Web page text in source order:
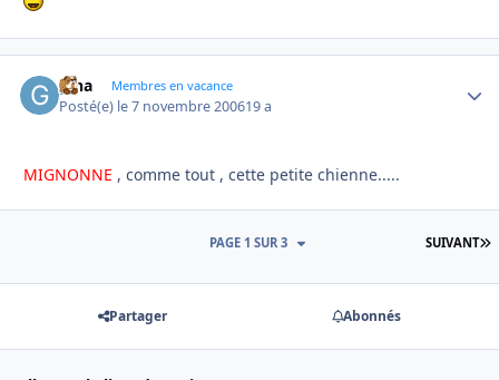
gina Membres en vacance
Posté(e) le 7 novembre 200619 a
MIGNONNE , comme tout , cette petite chienne.....
SUIVANT
PAGE 1 SUR 3
Partager Abonnés